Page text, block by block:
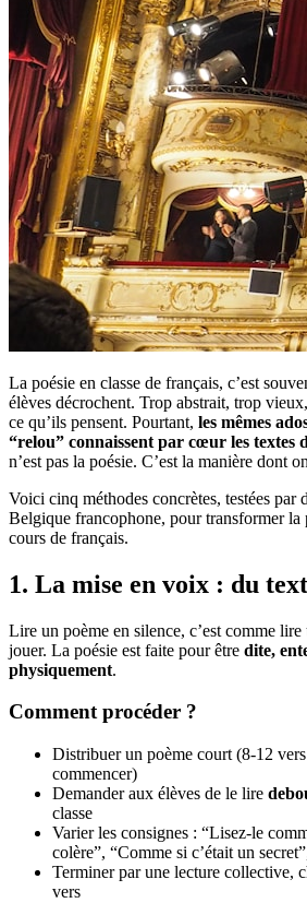
La poésie en classe de français, c’est
élèves décrochent. Trop abstrait, trop
ce qu’ils pensent. Pourtant, les mêmes
“relou” connaissent par cœur les textes
n’est pas la poésie. C’est la manière dont
Voici cinq méthodes concrètes, testées par
Belgique francophone, pour transformer la
cours de français.
1. La mise en voix : du
Lire un poème en silence, c’est comme
jouer. La poésie est faite pour être dite,
physiquement.
Comment procéder ?
Distribuer un poème court (8-12
commencer)
Demander aux élèves de le lire
classe
Varier les consignes : “Lisez-le
colère”, “Comme si c’était un
Terminer par une lecture collective,
vers